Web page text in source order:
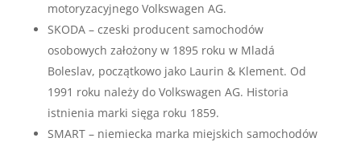
motoryzacyjnego Volkswagen AG.
SKODA – czeski producent samochodów
osobowych założony w 1895 roku w Mladá
Boleslav, początkowo jako Laurin & Klement. Od
1991 roku należy do Volkswagen AG. Historia
istnienia marki sięga roku 1859.
SMART – niemiecka marka miejskich samochodów